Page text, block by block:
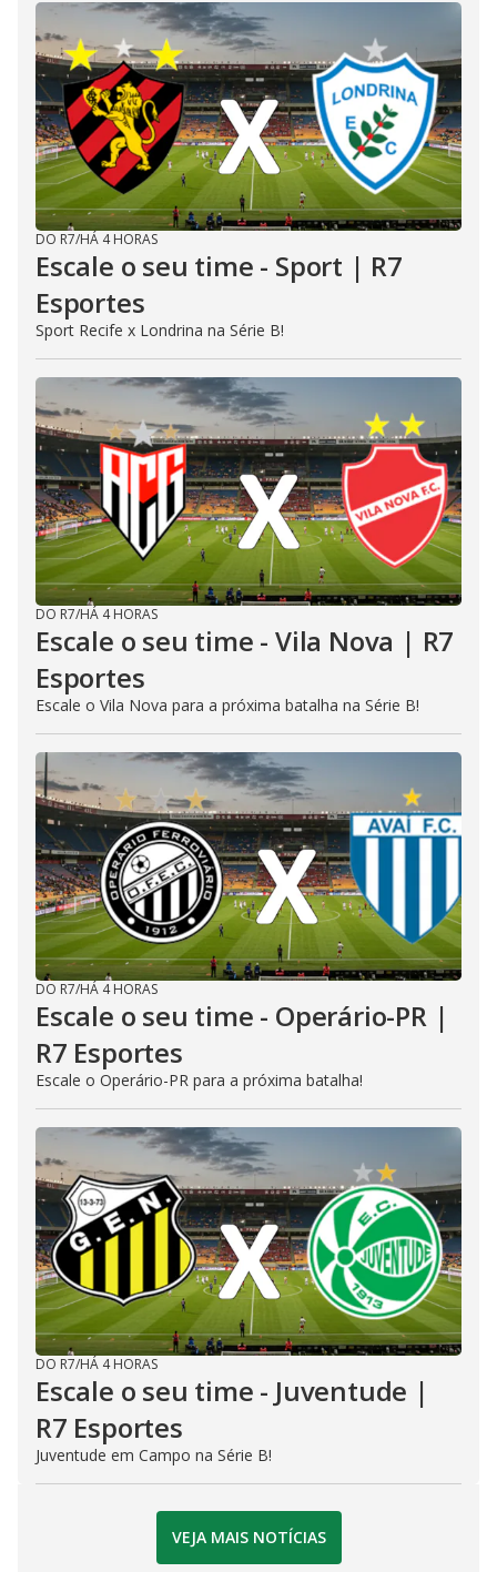
DO R7/HÁ 4 HORAS
Escale o seu time - Sport | R7
Esportes
Sport Recife x Londrina na Série B!
DO R7/HÁ 4 HORAS
Escale o seu time - Vila Nova | R7
Esportes
Escale o Vila Nova para a próxima batalha na Série B!
DO R7/HÁ 4 HORAS
Escale o seu time - Operário-PR |
R7 Esportes
Escale o Operário-PR para a próxima batalha!
DO R7/HÁ 4 HORAS
Escale o seu time - Juventude |
R7 Esportes
Juventude em Campo na Série B!
VEJA MAIS NOTÍCIAS